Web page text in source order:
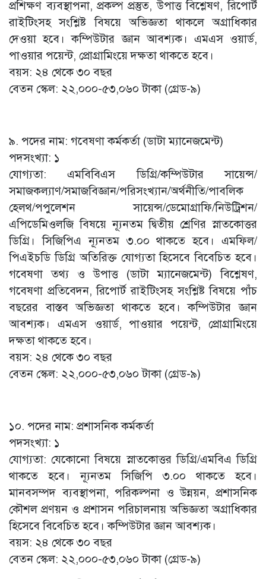
প্রশিক্ষণ ব্যবস্থাপনা, প্রকল্প প্রস্তুত, উপাত্ত বিশ্লেষণ, রিপোর্ট
রাইটিংসহ সংশ্লিষ্ট বিষয়ে অভিজ্ঞতা থাকলে অগ্রাধিকার
দেওয়া হবে। কম্পিউটার জ্ঞান আবশ্যক। এমএস ওয়ার্ড,
পাওয়ার পয়েন্ট, প্রোগ্রামিংয়ে দক্ষতা থাকতে হবে।
বয়স: ২৪ থেকে ৩০ বছর
বেতন স্কেল: ২২,০০০-৫৩,০৬০ টাকা (গ্রেড-৯)
৯. পদের নাম: গবেষণা কর্মকর্তা (ডাটা ম্যানেজমেন্ট)
পদসংখ্যা: ১
যোগ্যতা: এমবিবিএস ডিগ্রি/কম্পিউটার সায়েন্স/
সমাজকল্যাণ/সমাজবিজ্ঞান/পরিসংখ্যান/অর্থনীতি/পাবলিক
হেলথ/পপুলেশন সায়েন্স/ডেমোগ্রাফি/নিউট্রিশন/
এপিডেমিওলজি বিষয়ে ন্যূনতম দ্বিতীয় শ্রেণির স্নাতকোত্তর
ডিগ্রি। সিজিপিএ ন্যূনতম ৩.০০ থাকতে হবে। এমফিল/
পিএইচডি ডিগ্রি অতিরিক্ত যোগ্যতা হিসেবে বিবেচিত হবে।
গবেষণা তথ্য ও উপাত্ত (ডাটা ম্যানেজমেন্ট) বিশ্লেষণ,
গবেষণা প্রতিবেদন, রিপোর্ট রাইটিংসহ সংশ্লিষ্ট বিষয়ে পাঁচ
বছরের বাস্তব অভিজ্ঞতা থাকতে হবে। কম্পিউটার জ্ঞান
আবশ্যক। এমএস ওয়ার্ড, পাওয়ার পয়েন্ট, প্রোগ্রামিংয়ে
দক্ষতা থাকতে হবে।
বয়স: ২৪ থেকে ৩০ বছর
বেতন স্কেল: ২২,০০০-৫৩,০৬০ টাকা (গ্রেড-৯)
১০. পদের নাম: প্রশাসনিক কর্মকর্তা
পদসংখ্যা: ১
যোগ্যতা: যেকোনো বিষয়ে স্নাতকোত্তর ডিগ্রি/এমবিএ ডিগ্রি
থাকতে হবে। ন্যূনতম সিজিপি ৩.০০ থাকতে হবে।
মানবসম্পদ ব্যবস্থাপনা, পরিকল্পনা ও উন্নয়ন, প্রশাসনিক
কৌশল প্রণয়ন ও প্রশাসন পরিচালনায় অভিজ্ঞতা অগ্রাধিকার
হিসেবে বিবেচিত হবে। কম্পিউটার জ্ঞান আবশ্যক।
বয়স: ২৪ থেকে ৩০ বছর
বেতন স্কেল: ২২,০০০-৫৩,০৬০ টাকা (গ্রেড-৯)